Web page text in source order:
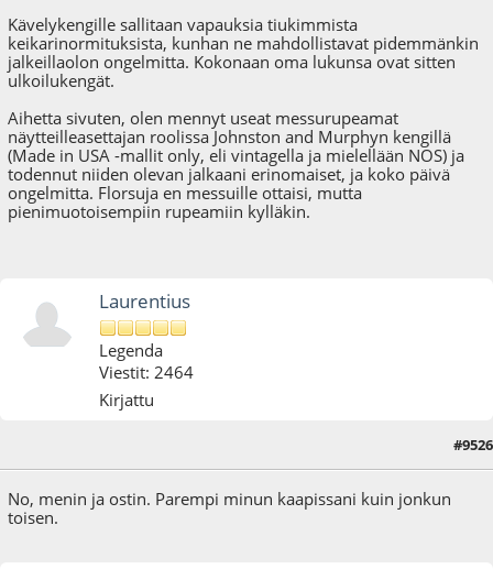
Kävelykengille sallitaan vapauksia tiukimmista
keikarinormituksista, kunhan ne mahdollistavat pidemmänkin
jalkeillaolon ongelmitta. Kokonaan oma lukunsa ovat sitten
ulkoilukengät.
Aihetta sivuten, olen mennyt useat messurupeamat
näytteilleasettajan roolissa Johnston and Murphyn kengillä
(Made in USA -mallit only, eli vintagella ja mielellään NOS) ja
todennut niiden olevan jalkaani erinomaiset, ja koko päivä
ongelmitta. Florsuja en messuille ottaisi, mutta
pienimuotoisempiin rupeamiin kylläkin.
Laurentius
Legenda
Viestit: 2464
Kirjattu
#9526
No, menin ja ostin. Parempi minun kaapissani kuin jonkun
toisen.